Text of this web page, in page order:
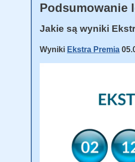
Podsumowanie
Jakie są wyniki
Wyniki Ekstra Premia